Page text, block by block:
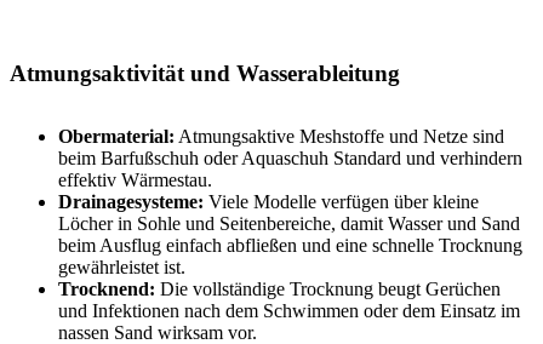
Atmungsaktivität und Wasserableitung
Obermaterial: Atmungsaktive Meshstoffe und Netze sind
beim Barfußschuh oder Aquaschuh Standard und verhindern
effektiv Wärmestau.
Drainagesysteme: Viele Modelle verfügen über kleine
Löcher in Sohle und Seitenbereiche, damit Wasser und Sand
beim Ausflug einfach abfließen und eine schnelle Trocknung
gewährleistet ist.
Trocknend: Die vollständige Trocknung beugt Gerüchen
und Infektionen nach dem Schwimmen oder dem Einsatz im
nassen Sand wirksam vor.